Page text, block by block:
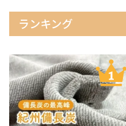
ランキング